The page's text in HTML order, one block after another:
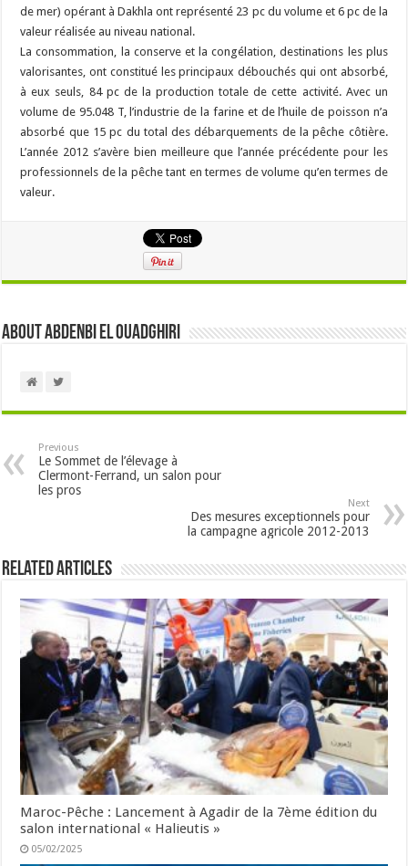
de mer) opérant à Dakhla ont représenté 23 pc du volume et 6 pc de la
valeur réalisée au niveau national.
La consommation, la conserve et la congélation, destinations les plus
valorisantes, ont constitué les principaux débouchés qui ont absorbé,
à eux seuls, 84 pc de la production totale de cette activité. Avec un
volume de 95.048 T, l’industrie de la farine et de l’huile de poisson n’a
absorbé que 15 pc du total des débarquements de la pêche côtière.
L’année 2012 s’avère bien meilleure que l’année précédente pour les
professionnels de la pêche tant en termes de volume qu’en termes de
valeur.
About Abdenbi EL OUADGHIRI
Previous
Le Sommet de l’élevage à
Clermont-Ferrand, un salon pour
les pros
Next
Des mesures exceptionnels pour
la campagne agricole 2012-2013
Related Articles
Maroc-Pêche : Lancement à Agadir de la 7ème édition du
salon international « Halieutis »
05/02/2025